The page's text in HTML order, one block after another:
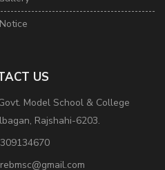
Notice
US
Model School & College
Rajshahi-6203.